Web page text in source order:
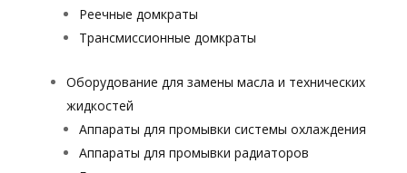
Реечные домкраты
Трансмиссионные домкраты
Оборудование для замены масла и технических
жидкостей
Аппараты для промывки системы охлаждения
Аппараты для промывки радиаторов